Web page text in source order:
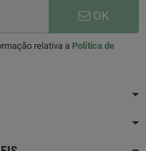
OK
relativa a Política de